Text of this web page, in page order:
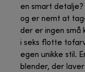
en smart detalje?
og er nemt at
der er ingen små
i seks flotte
egen unikke stil.
blender, der